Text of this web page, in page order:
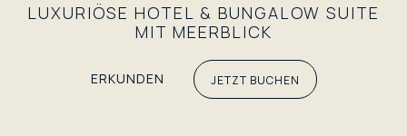
LUXURIÖSE HOTEL & BUNGALOW SUITE
MIT MEERBLICK
ERKUNDEN JETZT BUCHEN